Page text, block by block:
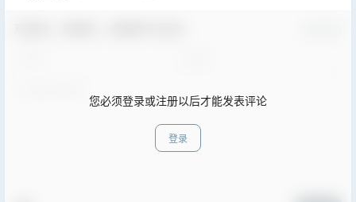
您必须登录或注册以后才能发表评论
登录